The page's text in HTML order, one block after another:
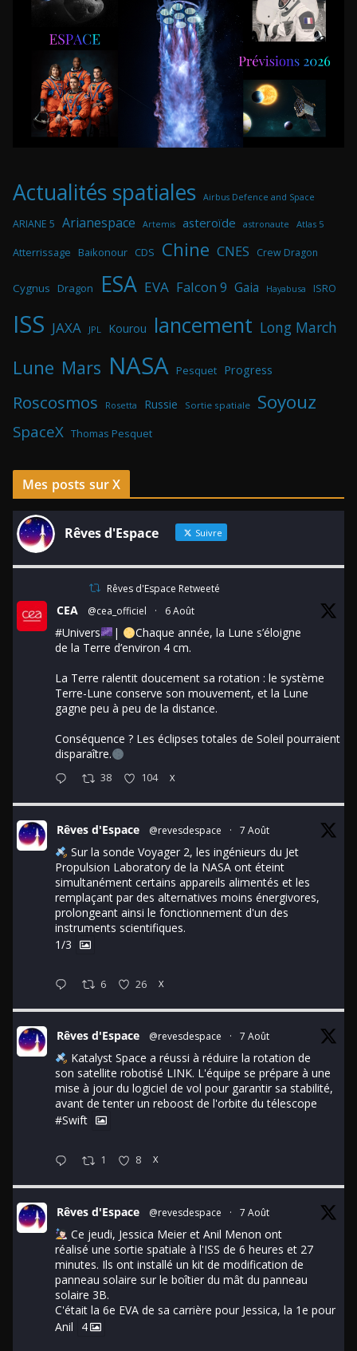
Actualités spatiales Airbus Defence and Space
ARIANE 5 Arianespace Artemis asteroïde astronaute Atlas 5
Atterrissage Baikonour CDS Chine CNES Crew Dragon
Cygnus Dragon ESA EVA Falcon 9 Gaia Hayabusa ISRO
ISS JAXA JPL Kourou lancement Long March
Lune Mars NASA Pesquet Progress
Roscosmos Rosetta Russie Sortie spatiale Soyouz
SpaceX Thomas Pesquet
Mes posts sur X
Rêves d'Espace Suivre
Rêves d'Espace Retweeté
CEA @cea_officiel · 6 Août
#Univers |
Chaque année, la Lune s’éloigne
de la Terre d’environ 4 cm.
La Terre ralentit doucement sa rotation : le système
Terre-Lune conserve son mouvement, et la Lune
gagne peu à peu de la distance.
Conséquence ? Les éclipses totales de Soleil pourraient
disparaître.
38 104 X
Rêves d'Espace @revesdespace · 7 Août
Sur la sonde Voyager 2, les ingénieurs du Jet
Propulsion Laboratory de la NASA ont éteint
simultanément certains appareils alimentés et les
remplaçant par des alternatives moins énergivores,
prolongeant ainsi le fonctionnement d'un des
instruments scientifiques.
1/3
6 26 X
Rêves d'Espace @revesdespace · 7 Août
Katalyst Space a réussi à réduire la rotation de
son satellite robotisé LINK. L'équipe se prépare à une
mise à jour du logiciel de vol pour garantir sa stabilité,
avant de tenter un reboost de l'orbite du télescope
#Swift
1 8 X
Rêves d'Espace @revesdespace · 7 Août
Ce jeudi, Jessica Meier et Anil Menon ont
réalisé une sortie spatiale à l'ISS de 6 heures et 27
minutes. Ils ont installé un kit de modification de
panneau solaire sur le boîtier du mât du panneau
solaire 3B.
C'était la 6e EVA de sa carrière pour Jessica, la 1e pour
Anil
4